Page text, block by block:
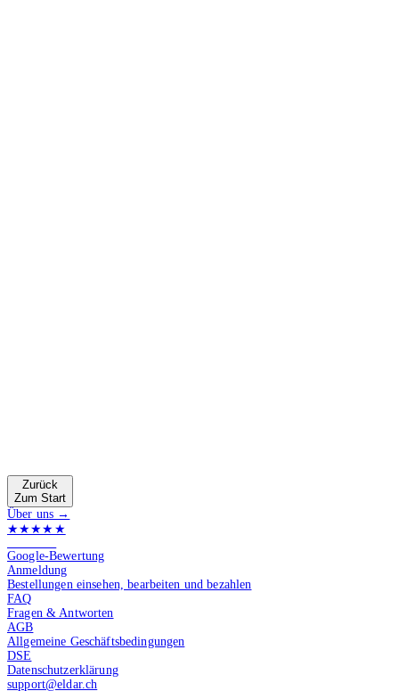
Zurück
Zum Start
Über uns →
★★★★★
Google-Bewertung
Anmeldung
Bestellungen einsehen, bearbeiten und bezahlen
FAQ
Fragen & Antworten
AGB
Allgemeine Geschäftsbedingungen
DSE
Datenschutzerklärung
support@eldar.ch